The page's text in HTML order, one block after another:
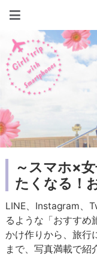
～スマホ×
たくなる！
LINE、Instagram、
るような「おすすめ
かけ作りから、旅行
まで、写真満載で紹